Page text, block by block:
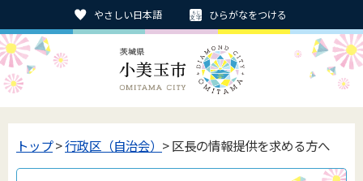
やさしい日本語 ひらがなをつける
トップ>行政区（自治会） > 区長の情報提供を求める方へ